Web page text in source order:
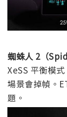
蜘蛛人 2（
XeSS 平衡模
場景會掉幀。
題。